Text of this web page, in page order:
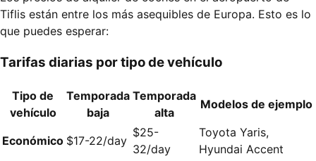
Tiflis están entre los más asequibles de Europa. Esto es lo
que puedes esperar:
Tarifas diarias por tipo de vehículo
Tipo de
vehículo
Temporada
baja
Temporada
alta
Modelos de ejemplo
Económico $17-22/day
$25-
32/day
Toyota Yaris,
Hyundai Accent